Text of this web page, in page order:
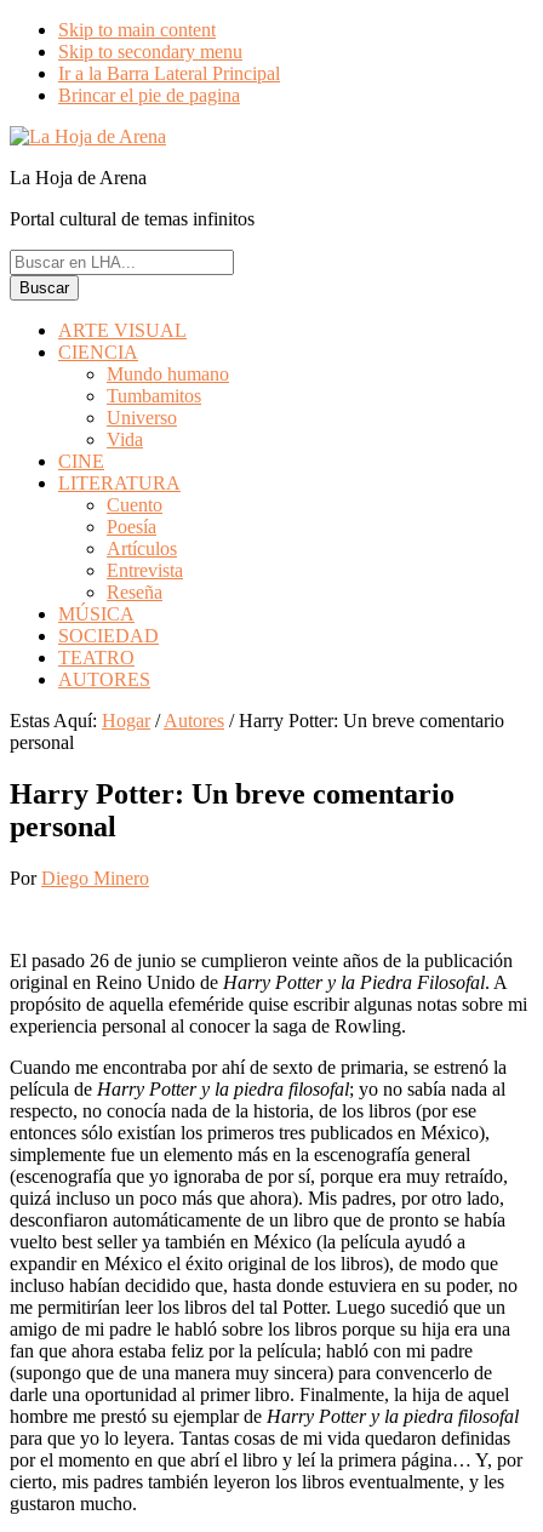
Skip to main content
Skip to secondary menu
Ir a la Barra Lateral Principal
Brincar el pie de pagina
La Hoja de Arena
Portal cultural de temas infinitos
Buscar
en
LHA...
ARTE VISUAL
CIENCIA
Mundo humano
Tumbamitos
Universo
Vida
CINE
LITERATURA
Cuento
Poesía
Artículos
Entrevista
Reseña
MÚSICA
SOCIEDAD
TEATRO
AUTORES
Estas Aquí: Hogar / Autores /Harry Potter: Un breve comentario
personal
Harry Potter: Un breve comentario
personal
PorDiego Minero
El pasado 26 de junio se cumplieron veinte años de la publicación
original en Reino Unido de Harry Potter y la Piedra Filosofal. A
propósito de aquella efeméride quise escribir algunas notas sobre mi
experiencia personal al conocer la saga de Rowling.
Cuando me encontraba por ahí de sexto de primaria, se estrenó la
película de Harry Potter y la piedra filosofal; yo no sabía nada al
respecto, no conocía nada de la historia, de los libros (por ese
entonces sólo existían los primeros tres publicados en México),
simplemente fue un elemento más en la escenografía general
(escenografía que yo ignoraba de por sí, porque era muy retraído,
quizá incluso un poco más que ahora). Mis padres, por otro lado,
desconfiaron automáticamente de un libro que de pronto se había
vuelto best seller ya también en México (la película ayudó a
expandir en México el éxito original de los libros), de modo que
incluso habían decidido que, hasta donde estuviera en su poder, no
me permitirían leer los libros del tal Potter. Luego sucedió que un
amigo de mi padre le habló sobre los libros porque su hija era una
fan que ahora estaba feliz por la película; habló con mi padre
(supongo que de una manera muy sincera) para convencerlo de
darle una oportunidad al primer libro. Finalmente, la hija de aquel
hombre me prestó su ejemplar de Harry Potter y la piedra filosofal
para que yo lo leyera. Tantas cosas de mi vida quedaron definidas
por el momento en que abrí el libro y leí la primera página… Y, por
cierto, mis padres también leyeron los libros eventualmente, y les
gustaron mucho.